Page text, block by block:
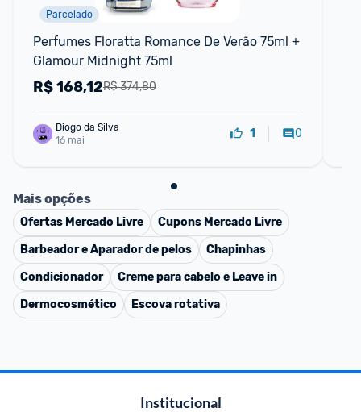
Parcelado
Perfumes Floratta Romance De Verão 75ml +
Glamour Midnight 75ml
R$ 374,80
R$168,12
Diogo da Silva
16 mai
1 0
Mais opções
Ofertas Mercado Livre Cupons Mercado Livre
Barbeador e Aparador de pelos
Chapinhas
Condicionador
Creme para cabelo e Leave in
Dermocosmético
Escova rotativa
Institucional